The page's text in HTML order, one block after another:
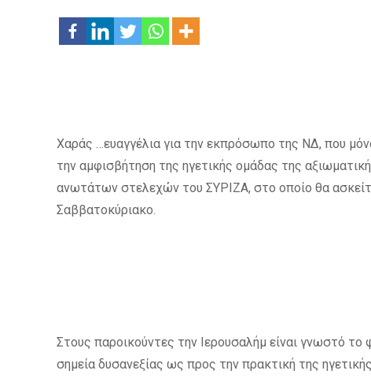
Χαράς …ευαγγέλια για την εκπρόσωπο της ΝΔ, που
την αμφισβήτηση της ηγετικής ομάδας της
ανωτάτων στελεχών του ΣΥΡΙΖΑ, στο οποίο θα
Σαββατοκύριακο.
Στους παροικούντες την Ιερουσαλήμ είναι γνωστό
σημεία δυσανεξίας ως προς την πρακτική της